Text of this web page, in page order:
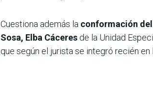
Cuestiona además la conformación
Sosa, Elba Cáceres de la Unidad
que según el jurista se integró recién